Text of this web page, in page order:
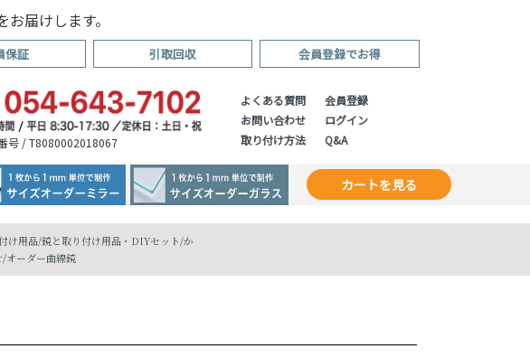
届けします。
保証 引取回収 会員登録でお得
号 / T8080002018067
よくある質問
お問い合わせ
取り付け方法
会員登録
ログイン
Q&A
カートを見る
け用品/鏡と取り付け用品・DIYセット/か
/オーダー曲線鏡